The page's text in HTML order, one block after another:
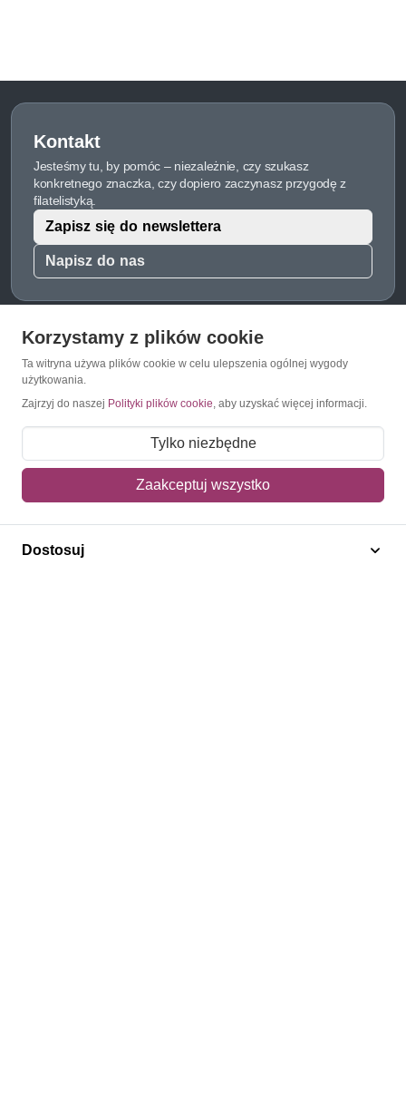
Kontakt
Jesteśmy tu, by pomóc – niezależnie, czy szukasz
konkretnego znaczka, czy dopiero zaczynasz przygodę z
filatelistyką.
Napisz do nas
Zapisz się do newslettera
O Znaczkopol.pl
O nas
Blog
Regulamin
Polityka prywatności
Mapa strony
Korzystamy z plików cookie
Ta witryna używa plików cookie w celu ulepszenia ogólnej wygody
użytkowania.
Zajrzyj do naszej Polityki plików cookie, aby uzyskać więcej informacji.
Tylko niezbędne
Zaakceptuj wszystko
Dostosuj